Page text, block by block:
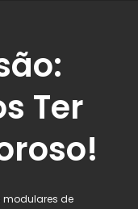
Ter
modulares de